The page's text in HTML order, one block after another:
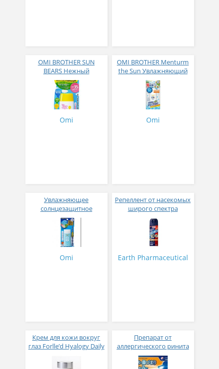
OMI BROTHER SUN
BEARS Нежный
солнцезащитный гель
для чувствительной
кожи SPF35 PA+++ 30 гр
Omi
OMI BROTHER Menturm
the Sun Увлажняющий
солнцезащитный гель
для лица и тела, с семью
растительными
экстрактами SPF50+
Omi
Увлажняющее
солнцезащитное
молочко для лица и тела
OMI BROTHER Menturm
the Sun с семью
растительными
PA++++ 35г 1/72
Omi
Репеллент от насекомых
широго спектра
действия RishRish 200 мл
Earth Pharmaceutical
Крем для кожи вокруг
глаз Forlle’d Hyalogy Daily
Eyes РН 5.7-6.7
Препарат от
аллергического ринита
Skyblon HI № 30